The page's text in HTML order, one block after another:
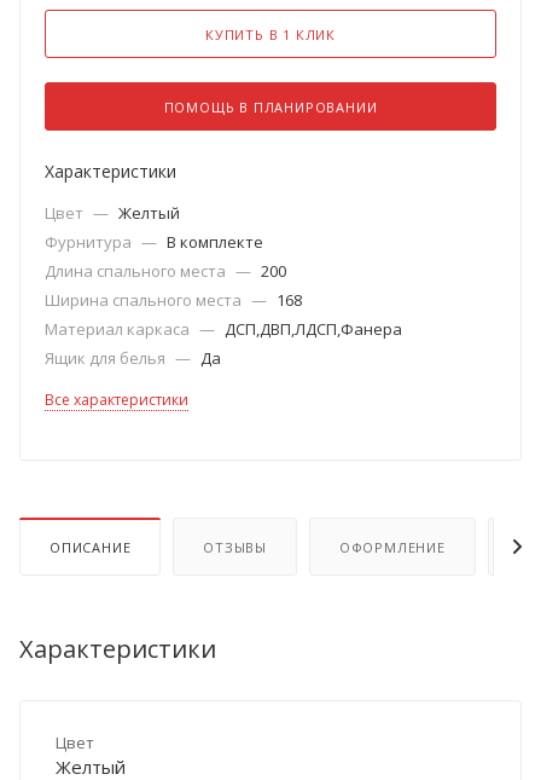
КУПИТЬ В 1 КЛИК
ПОМОЩЬ В ПЛАНИРОВАНИИ
Характеристики
Цвет — Желтый
Фурнитура — В комплекте
Длина спального места — 200
Ширина спального места — 168
Материал каркаса — ДСП,ДВП,ЛДСП,Фанера
Ящик для белья — Да
Все характеристики
ОПИСАНИЕ ОТЗЫВЫ ОФОРМЛЕНИЕ
Характеристики
Цвет
Желтый